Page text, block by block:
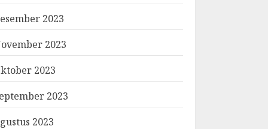
2023
2023
2023
2023
2023